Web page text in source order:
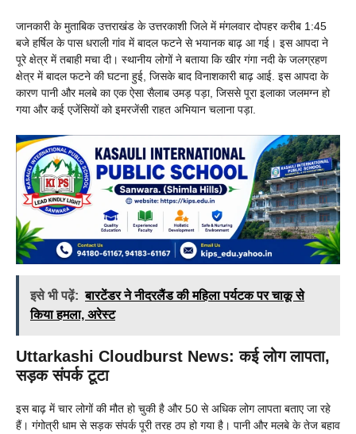
जानकारी के मुताबिक उत्तराखंड के उत्तरकाशी जिले में मंगलवार दोपहर करीब 1:45
बजे हर्षिल के पास धराली गांव में बादल फटने से भयानक बाढ़ आ गई। इस आपदा ने
पूरे क्षेत्र में तबाही मचा दी। स्थानीय लोगों ने बताया कि खीर गंगा नदी के जलग्रहण
क्षेत्र में बादल फटने की घटना हुई, जिसके बाद विनाशकारी बाढ़ आई. इस आपदा के
कारण पानी और मलबे का एक ऐसा सैलाब उमड़ पड़ा, जिससे पूरा इलाका जलमग्न हो
गया और कई एजेंसियों को इमरजेंसी राहत अभियान चलाना पड़ा.
इसे भी पढ़ें: बारटेंडर ने नीदरलैंड की महिला पर्यटक पर चाकू से
किया हमला, अरेस्ट
Uttarkashi Cloudburst News: कई लोग लापता,
सड़क संपर्क टूटा
इस बाढ़ में चार लोगों की मौत हो चुकी है और 50 से अधिक लोग लापता बताए जा रहे
हैं। गंगोत्री धाम से सड़क संपर्क पूरी तरह ठप हो गया है। पानी और मलबे के तेज बहाव